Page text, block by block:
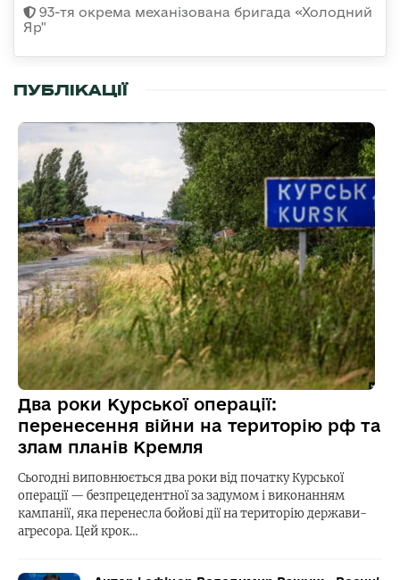
93-тя окрема механізована бригада «Холодний
Яр"
ПУБЛІКАЦІЇ
Два роки Курської операції:
перенесення війни на територію рф та
злам планів Кремля
Сьогодні виповнюється два роки від початку Курської
операції — безпрецедентної за задумом і виконанням
кампанії, яка перенесла бойові дії на територію держави-
агресора. Цей крок…